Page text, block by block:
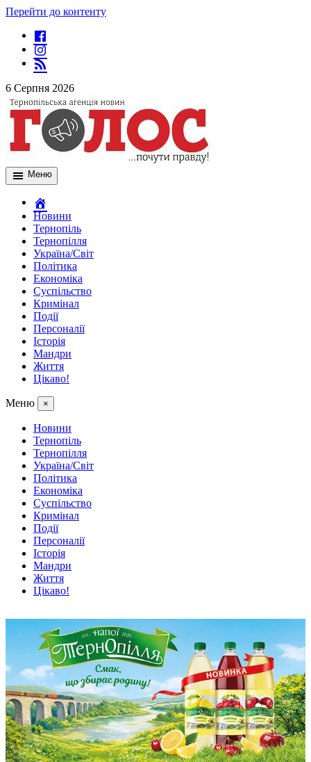
Перейти до контенту
6 Серпня 2026
Меню
Новини
Тернопіль
Тернопілля
Україна/Світ
Політика
Економіка
Суспільство
Кримінал
Події
Персоналії
Історія
Мандри
Життя
Цікаво!
Меню ×
Новини
Тернопіль
Тернопілля
Україна/Світ
Політика
Економіка
Суспільство
Кримінал
Події
Персоналії
Історія
Мандри
Життя
Цікаво!